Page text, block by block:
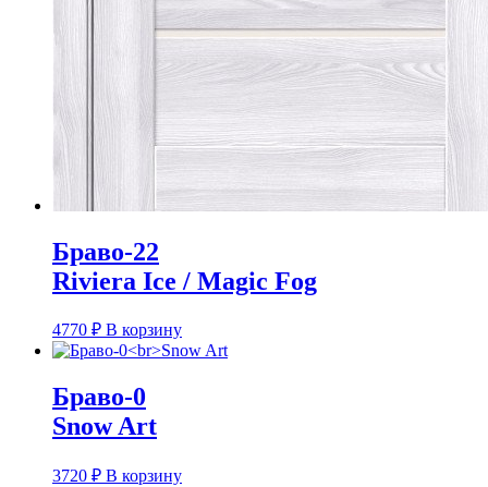
Браво-22
Riviera Ice / Magic Fog
4770 ₽ В корзину
Браво-0
Snow Art
3720 ₽ В корзину